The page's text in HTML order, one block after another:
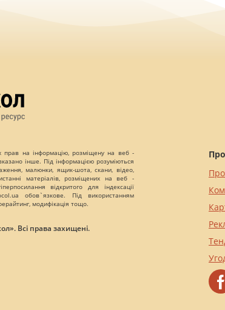
прав на інформацію, розміщену на веб -
інше. Під інформацією розуміються
малюнки, ящик-шота, скани, відео,
матеріалів, розміщених на веб -
відкритого для індексації
обов`язкове. Під використанням
модифікація тощо.
Всі права захищені.